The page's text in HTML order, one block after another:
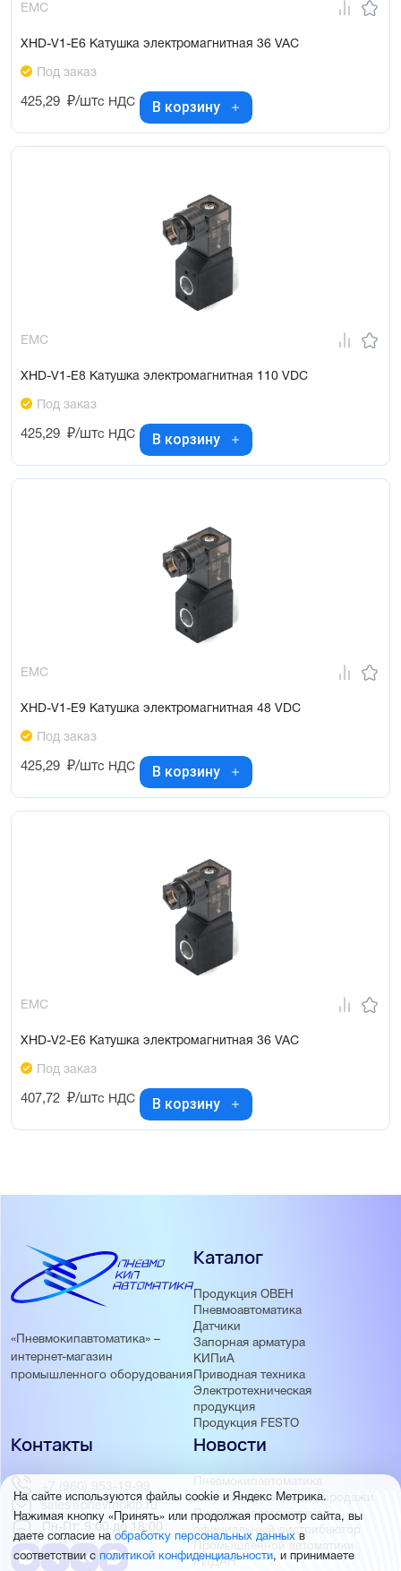
EMC
XHD-V1-E6 Катушка электромагнитная 36 VAC
Под заказ
425,29 ₽/штс НДС В корзину
EMC
XHD-V1-E8 Катушка электромагнитная 110 VDC
Под заказ
425,29 ₽/штс НДС В корзину
EMC
XHD-V1-E9 Катушка электромагнитная 48 VDC
Под заказ
425,29 ₽/штс НДС В корзину
EMC
XHD-V2-E6 Катушка электромагнитная 36 VAC
Под заказ
407,72 ₽/штс НДС В корзину
«Пневмокипавтоматика» –
интернет-магазин
промышленного оборудования
Каталог
Продукция ОВЕН
Пневмоавтоматика
Датчики
Запорная арматура
КИПиА
Приводная техника
Электротехническая
продукция
Продукция FESTO
Новости
Пневмокипавтоматика
запустила розничные продажи
Пневмокипавтоматика –
официальный дистрибьютор
Промышленной автоматики
РИДАН
Контакты
+7 (960) 953-19-99
sales@pnevmokip.ru
Пн-Пт: 9:00 до 18:00
На сайте используются файлы cookie и Яндекс Метрика.
Нажимая кнопку «Принять» или продолжая просмотр сайта, вы
даете согласие наобработку персональных данных в
соответствии с политикой конфиденциальности, и принимаете